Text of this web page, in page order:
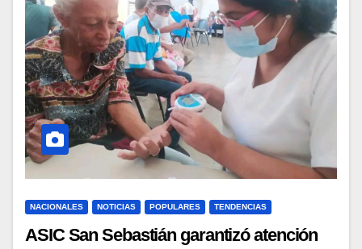
NACIONALES NOTICIAS POPULARES TENDENCIAS
ASIC San Sebastián garantizó atención